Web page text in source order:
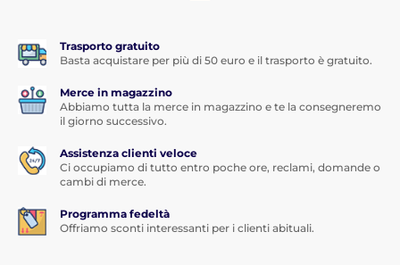
Trasporto gratuito
Basta acquistare per più di 50 euro e il trasporto è gratuito.
Merce in magazzino
Abbiamo tutta la merce in magazzino e te la consegneremo
il giorno successivo.
Assistenza clienti veloce
Ci occupiamo di tutto entro poche ore, reclami, domande o
cambi di merce.
Programma fedeltà
Offriamo sconti interessanti per i clienti abituali.